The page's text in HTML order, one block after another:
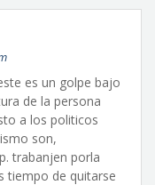
es un golpe bajo
de la persona
a los politicos
son,
trabanjen porla
tiempo de quitarse